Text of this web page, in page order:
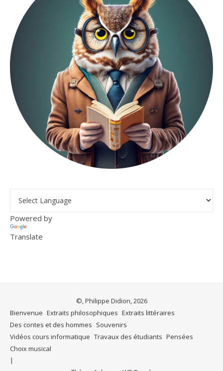
Powered by
Translate
©, Philippe Didion, 2026
Bienvenue Extraits philosophiques Extraits littéraires
Des contes et des hommes Souvenirs
Vidéos cours informatique Travaux des étudiants Pensées
Choix musical